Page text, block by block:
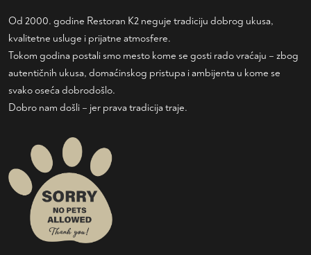
Od 2000. godine Restoran K2 neguje tradiciju dobrog ukusa,
kvalitetne usluge i prijatne atmosfere.
Tokom godina postali smo mesto kome se gosti rado vraćaju – zbog
autentičnih ukusa, domaćinskog pristupa i ambijenta u kome se
svako oseća dobrodošlo.
Dobro nam došli – jer prava tradicija traje.